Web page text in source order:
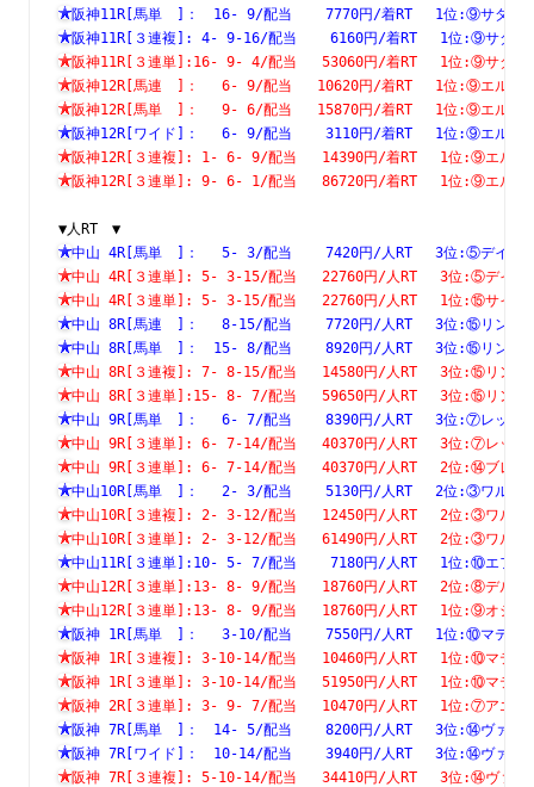
阪神11R[馬単　]：　16- 9/配当    7770円/着RT　 1位:⑨サダム
阪神11R[３連複]: 4- 9-16/配当    6160円/着RT　 1位:⑨サダム
阪神11R[３連単]:16- 9- 4/配当   53060円/着RT　 1位:⑨サダム
阪神12R[馬連　]：　 6- 9/配当   10620円/着RT　 1位:⑨エルカ
阪神12R[馬単　]：　 9- 6/配当   15870円/着RT　 1位:⑨エルカ
阪神12R[ワイド]：　 6- 9/配当    3110円/着RT　 1位:⑨エルカ
阪神12R[３連複]: 1- 6- 9/配当   14390円/着RT　 1位:⑨エルカ
阪神12R[３連単]: 9- 6- 1/配当   86720円/着RT　 1位:⑨エルカ
▼人RT　▼
中山 4R[馬単　]：　 5- 3/配当    7420円/人RT　 3
中山 4R[３連単]: 5- 3-15/配当   22760円/人RT　 3
中山 4R[３連単]: 5- 3-15/配当   22760円/人RT
中山 8R[馬連　]：　 8-15/配当    7720円/人RT　 3位:⑮リンカ
中山 8R[馬単　]：　15- 8/配当    8920円/人RT　 3位:⑮リンカ
中山 8R[３連複]: 7- 8-15/配当   14580円/人RT　 3位:⑮リン
中山 8R[３連単]:15- 8- 7/配当   59650円/人RT　 3位:⑮リン
中山 9R[馬単　]：　 6- 7/配当    8390円/人RT　 3位:⑦レッドヴ
中山 9R[３連単]: 6- 7-14/配当   40370円/人RT　 3位:⑦レッドヴ
中山 9R[３連単]: 6- 7-14/配当   40370円/人RT　 2位:⑭ブレーク
中山10R[馬単　]：　 2- 3/配当    5130円/人RT　 2位:③ワルツフ
中山10R[３連複]: 2- 3-12/配当   12450円/人RT　 2位:③ワルツフ
中山10R[３連単]: 2- 3-12/配当   61490円/人RT　 2位:③ワルツフ
中山11R[３連単]:10- 5- 7/配当    7180円/人RT　 1位:⑩エフ
中山12R[３連単]:13- 8- 9/配当   18760円/人RT　 2位:⑧デルマカ
中山12R[３連単]:13- 8- 9/配当   18760円/人RT　 1位:⑨オシリス
阪神 1R[馬単　]：　 3-10/配当    7550円/人RT　 1位
阪神 1R[３連複]: 3-10-14/配当   10460円/人RT　 1位
阪神 1R[３連単]: 3-10-14/配当   51950円/人RT　 1位
阪神 2R[３連単]: 3- 9- 7/配当   10470円/人RT
阪神 7R[馬単　]：　14- 5/配当    8200円/人RT　
阪神 7R[ワイド]：　10-14/配当    3940円/人RT
阪神 7R[３連複]: 5-10-14/配当   34410円/人RT